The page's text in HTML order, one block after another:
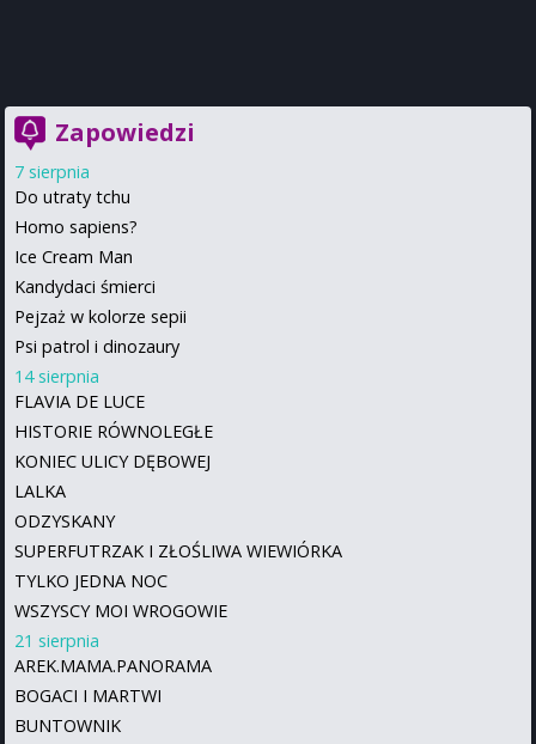
Zapowiedzi
7 sierpnia
Do utraty tchu
Homo sapiens?
Ice Cream Man
Kandydaci śmierci
Pejzaż w kolorze sepii
Psi patrol i dinozaury
14 sierpnia
FLAVIA DE LUCE
HISTORIE RÓWNOLEGŁE
KONIEC ULICY DĘBOWEJ
LALKA
ODZYSKANY
SUPERFUTRZAK I ZŁOŚLIWA WIEWIÓRKA
TYLKO JEDNA NOC
WSZYSCY MOI WROGOWIE
21 sierpnia
AREK.MAMA.PANORAMA
BOGACI I MARTWI
BUNTOWNIK